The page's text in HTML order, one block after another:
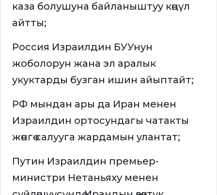
каза болушуна байланыштуу көңүл
айтты;
Россия Израилдин БУУнун
жоболорун жана эл аралык
укуктарды бузган ишин айыптайт;
РФ мындан ары да Иран менен
Израилдин ортосундагы чатакты
жөнгө салууга жардамын улантат;
Путин Израилдин премьер-
министри Нетаньяху менен